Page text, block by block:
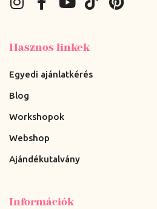
Hasznos linkek
Egyedi ajánlatkérés
Blog
Workshopok
Webshop
Ajándékutalvány
Információk